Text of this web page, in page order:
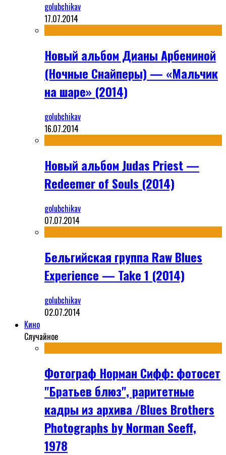
golubchikav
17.07.2014
Новый альбом Дианы Арбениной
(Ночные Снайперы) — «Мальчик
на шаре» (2014)
golubchikav
16.07.2014
Новый альбом Judas Priest —
Redeemer of Souls (2014)
golubchikav
07.07.2014
Бельгийская группа Raw Blues
Experience — Take 1 (2014)
golubchikav
02.07.2014
Кино
Случайное
Фотограф Норман Сифф: фотосет
"Братьев блюз", раритетные
кадры из архива /Blues Brothers
Photographs by Norman Seeff,
1978